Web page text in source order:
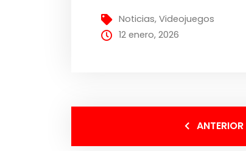
Noticias,Videojuegos
12 enero, 2026